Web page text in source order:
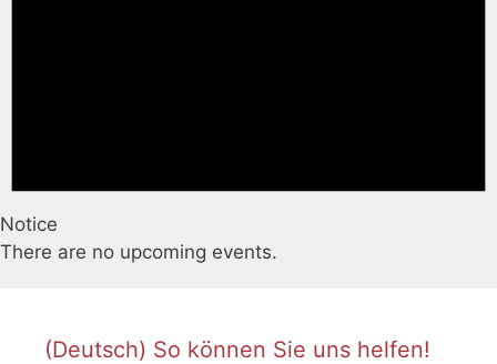
Notice
There are no upcoming events.
(Deutsch) So können Sie uns helfen!